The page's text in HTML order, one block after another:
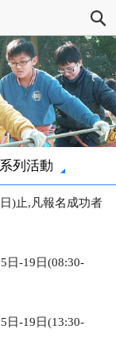
列活動
)止,凡報名成功者
日-19日(08:30-
日-19日(13:30-